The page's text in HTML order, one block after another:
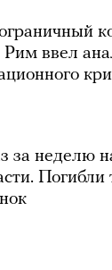
Рим ввел
за неделю
Погибли